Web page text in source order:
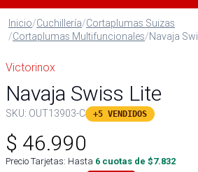
Inicio/Cuchillería/Cortaplumas Suizas
/Cortaplumas Multifuncionales/Navaja
Victorinox
Navaja Swiss Lite
SKU: OUT13903-C +5 VENDIDOS
$ 46.990
Precio Tarjetas: Hasta 6 cuotas de $7.832